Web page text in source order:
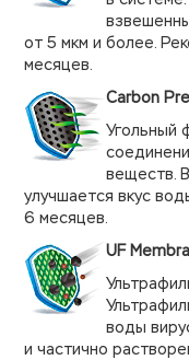
от 5 мкм и более.
месяцев.
Carbon
Угольный
веществ.
улучшается вкус
6 месяцев.
UF
воды
и частично